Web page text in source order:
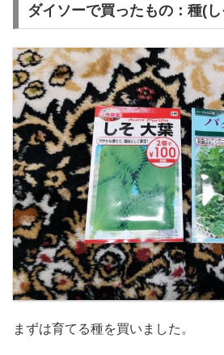
ダイソーで買ったもの：種(
まずは育てる種を買いました。